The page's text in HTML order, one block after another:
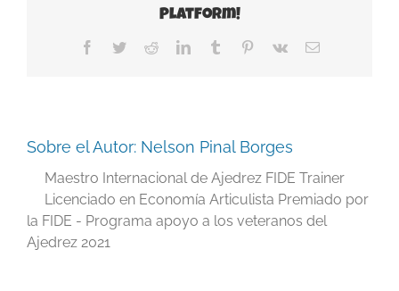
Platform!
Facebook
TwitterRedditLinkedInTumblr Pinterest
Vk
Correo
Sobre el Autor: Nelson Pinal Borges
Maestro Internacional de Ajedrez FIDE Trainer
Licenciado en Economía Articulista Premiado por
la FIDE - Programa apoyo a los veteranos del
Ajedrez 2021